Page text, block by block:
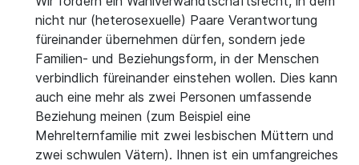
nicht nur (heterosexuelle) Paare Verantwortung
füreinander übernehmen dürfen, sondern jede
Familien- und Beziehungsform, in der Menschen
verbindlich füreinander einstehen wollen. Dies kann
auch eine mehr als zwei Personen umfassende
Beziehung meinen (zum Beispiel eine
Mehrelternfamilie mit zwei lesbischen Müttern und
zwei schwulen Vätern). Ihnen ist ein umfangreiches